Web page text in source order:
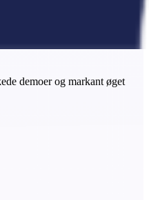
demoer og markant øget